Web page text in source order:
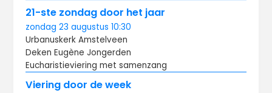
21-ste zondag door het jaar
zondag 23 augustus10:30
Urbanuskerk Amstelveen
Deken Eugène Jongerden
Eucharistieviering met samenzang
Viering door de week